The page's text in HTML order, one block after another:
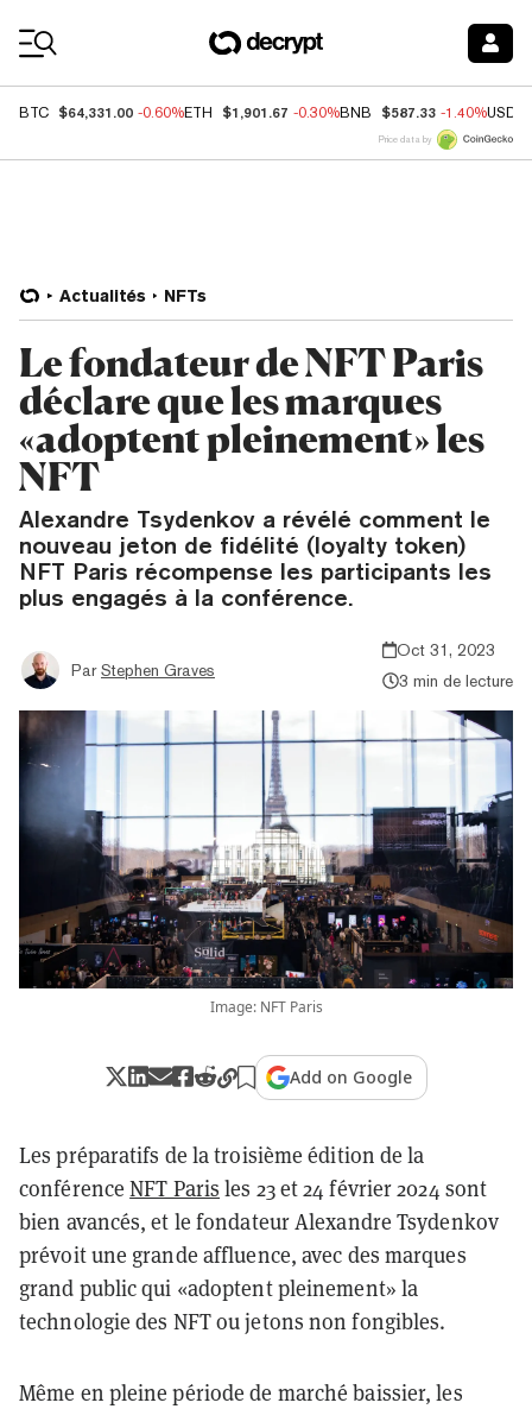
BTC $64,331.00 -0.60%ETH $1,901.67 -0.30%BNB $587.33 -1.40%USDC
Price data by
Actualités NFTs
Le fondateur de NFT Paris
déclare que les marques
«adoptent pleinement» les
NFT
Alexandre Tsydenkov a révélé comment le
nouveau jeton de fidélité (loyalty token)
NFT Paris récompense les participants les
plus engagés à la conférence.
Par Stephen Graves
Oct 31, 2023
3 min de lecture
Image: NFT Paris
Add on Google
Les préparatifs de la troisième édition de la
conférenceNFT Paris les 23 et 24 février 2024 sont
bien avancés, et le fondateur Alexandre Tsydenkov
prévoit une grande affluence, avec des marques
grand public qui «adoptent pleinement» la
technologie des NFT ou jetons non fongibles.
Même en pleine période de marché baissier, les